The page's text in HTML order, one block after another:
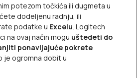
potezom točkića ili dugmeta u
dodeljenu radnju, ili
podatke u Excelu . Logitech
na ovaj način mogu uštedeti do
ponavljajuće pokrete
je ogromna dobit u